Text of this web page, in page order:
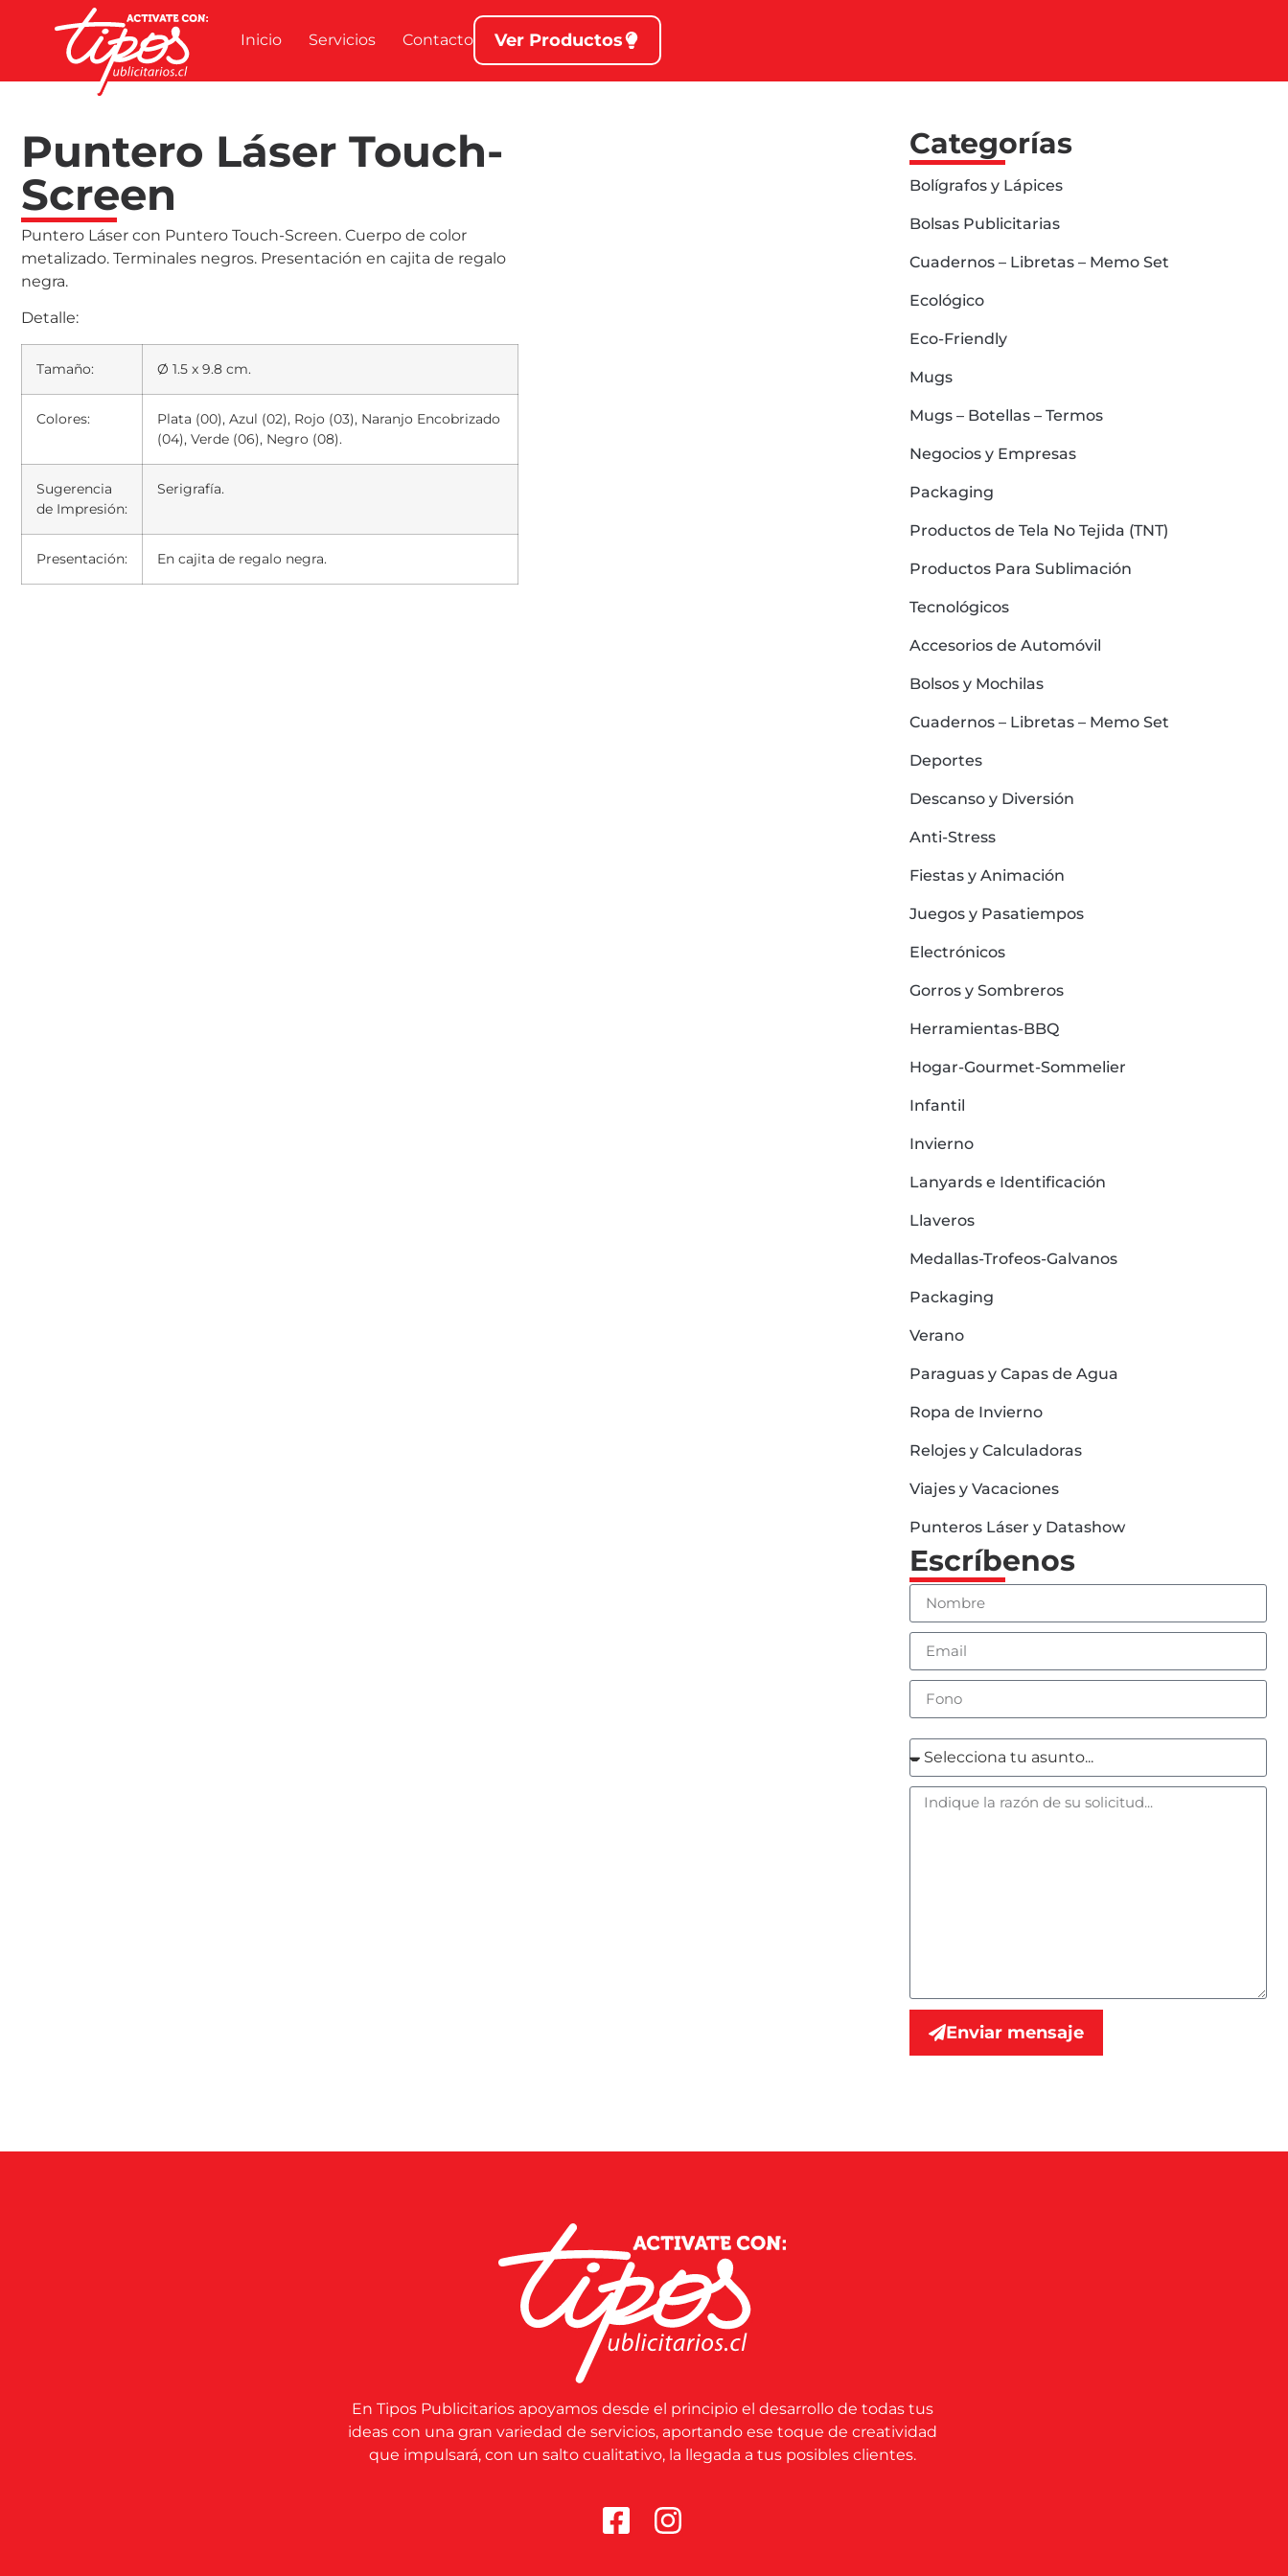
Inicio Servicios Contacto Ver Productos
Puntero Láser Touch-
Screen
Puntero Láser con Puntero Touch-Screen. Cuerpo de color
metalizado. Terminales negros. Presentación en cajita de regalo
negra.
Detalle:
Tamaño: Ø 1.5 x 9.8 cm.
Colores:
Plata (00), Azul (02), Rojo (03), Naranjo Encobrizado
(04), Verde (06), Negro (08).
Sugerencia
de Impresión:
Serigrafía.
Presentación: En cajita de regalo negra.
Categorías
Bolígrafos y Lápices
Bolsas Publicitarias
Cuadernos – Libretas – Memo Set
Ecológico
Eco-Friendly
Mugs
Mugs – Botellas – Termos
Negocios y Empresas
Packaging
Productos de Tela No Tejida (TNT)
Productos Para Sublimación
Tecnológicos
Accesorios de Automóvil
Bolsos y Mochilas
Cuadernos – Libretas – Memo Set
Deportes
Descanso y Diversión
Anti-Stress
Fiestas y Animación
Juegos y Pasatiempos
Electrónicos
Gorros y Sombreros
Herramientas-BBQ
Hogar-Gourmet-Sommelier
Infantil
Invierno
Lanyards e Identificación
Llaveros
Medallas-Trofeos-Galvanos
Packaging
Verano
Paraguas y Capas de Agua
Ropa de Invierno
Relojes y Calculadoras
Viajes y Vacaciones
Punteros Láser y Datashow
Escríbenos
Enviar mensaje
En Tipos Publicitarios apoyamos desde el principio el desarrollo de todas tus
ideas con una gran variedad de servicios, aportando ese toque de creatividad
que impulsará, con un salto cualitativo, la llegada a tus posibles clientes.